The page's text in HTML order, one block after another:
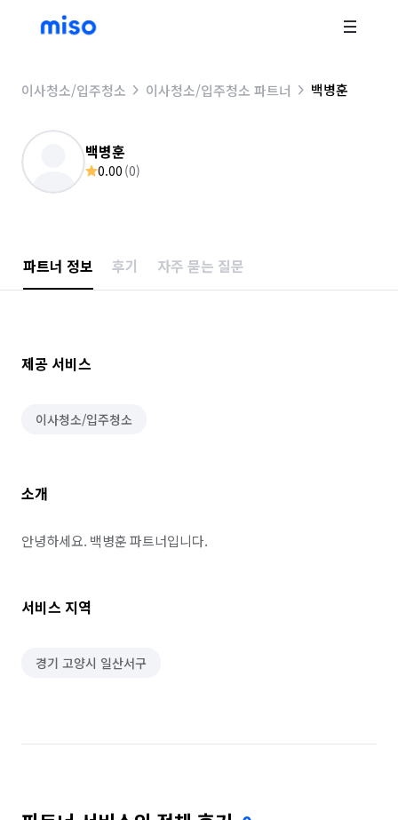
이사청소/입주청소 이사청소/입주청소 파트너 백병훈
백병훈
0.00 (0)
파트너 정보 후기 자주 묻는 질문
제공 서비스
이사청소/입주청소
소개
안녕하세요. 백병훈 파트너입니다.
서비스 지역
경기 고양시 일산서구